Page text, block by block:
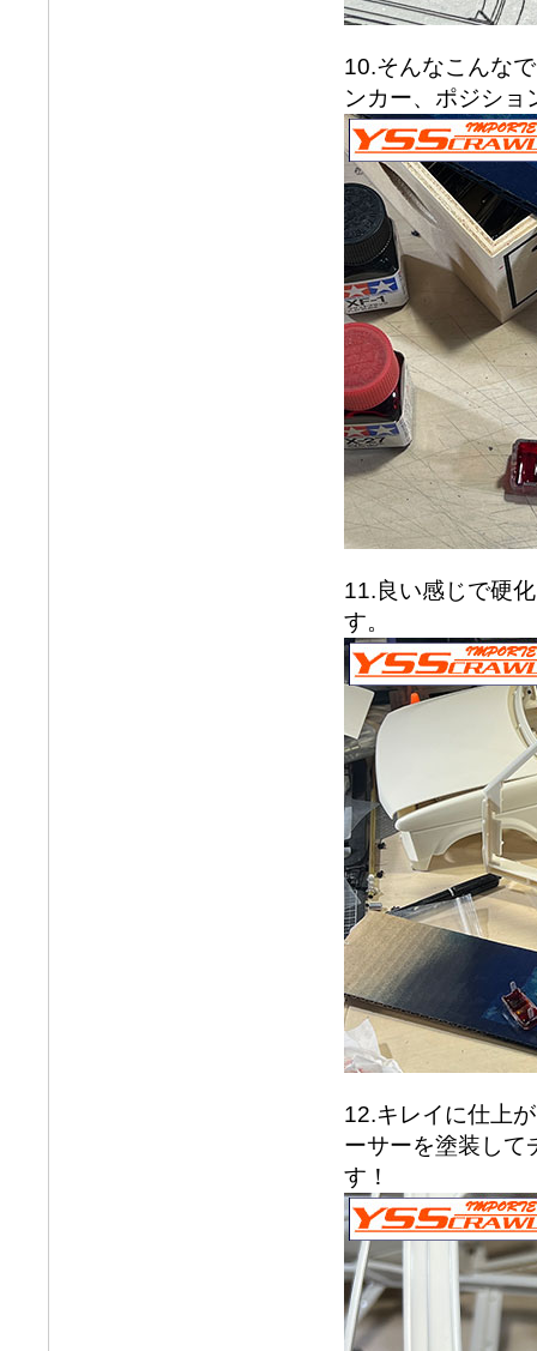
10.そんなこんな
ンカー、ポジショ
11.良い感じで硬
す。
12.キレイに仕上
ーサーを塗装して
す！